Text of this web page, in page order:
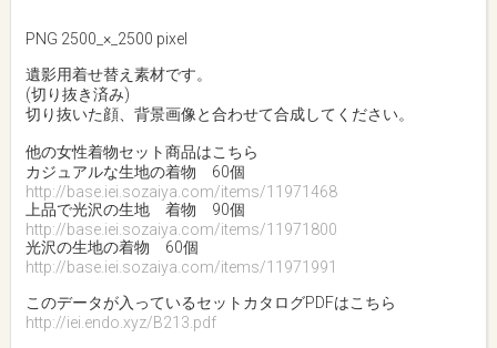
PNG 2500_×_2500 pixel
遺影用着せ替え素材です。
(切り抜き済み)
切り抜いた顔、背景画像と合わせて合成してください。
他の女性着物セット商品はこちら
カジュアルな生地の着物 60個
http://base.iei.sozaiya.com/items/11971468
上品で光沢の生地 着物 90個
http://base.iei.sozaiya.com/items/11971800
光沢の生地の着物 60個
http://base.iei.sozaiya.com/items/11971991
このデータが入っているセットカタログPDFはこちら
http://iei.endo.xyz/B213.pdf